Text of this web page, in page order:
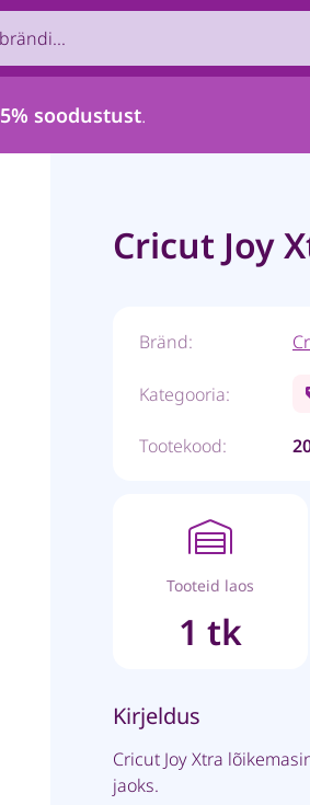
5% soodustust.
Cricut Joy
Bränd:
Kategooria:
Tootekood:
Tooteid laos
1 tk
Kirjeldus
Cricut Joy Xtra
jaoks.